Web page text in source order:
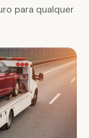
para qualquer